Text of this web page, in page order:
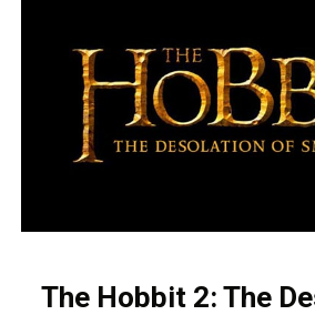
The Hobbit 2: The